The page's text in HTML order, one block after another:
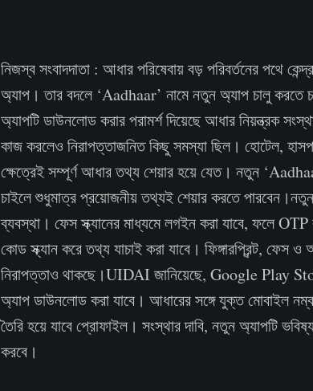
নিজস্ব সংবাদদাতা : আধার পরিষেবায় বড় পরিবর্তনের পথে
অ্যাপ। তার বদলে ‘Aadhaar’ নামে নতুন অ্যাপ চালু
অ্যাপটি ডাউনলোড করার পরামর্শ দিয়েছে আধার নিয়ন্ত্রক
কাজ করলেও নিরাপত্তাজনিত কিছু সমস্যা ছিল। হোটেল,
ক্ষেত্রেই সম্পূর্ণ আধার তথ্য শেয়ার হয়ে যেত। নতুন
চাইলে শুধুমাত্র প্রয়োজনীয় তথ্যই শেয়ার করতে
ব্যবস্থা। ফেস স্ক্যানের মাধ্যমে লগইন করা যাবে, ফলে
কোড স্ক্যান করে তথ্য যাচাই করা যাবে। ফিঙ্গারপ্রিন্ট, ফেস
নিরাপত্তাও থাকছে।UIDAI জানিয়েছে, Google Play
অ্যাপ ডাউনলোড করা যাবে। আধারের সঙ্গে যুক্ত মোবাইল
তৈরি হয়ে যাবে প্রোফাইল। সংস্থার দাবি, নতুন অ্যাপটি
করবে।